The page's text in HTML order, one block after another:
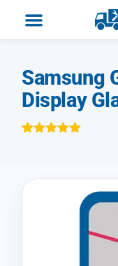
Samsung
Display
Kundenbewertung